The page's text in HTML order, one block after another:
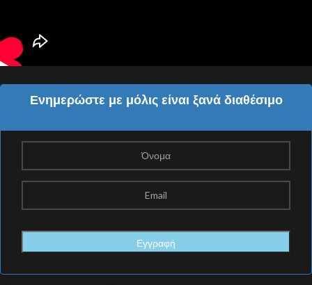
Ενημερώστε με μόλις είναι ξανά διαθέσιμο